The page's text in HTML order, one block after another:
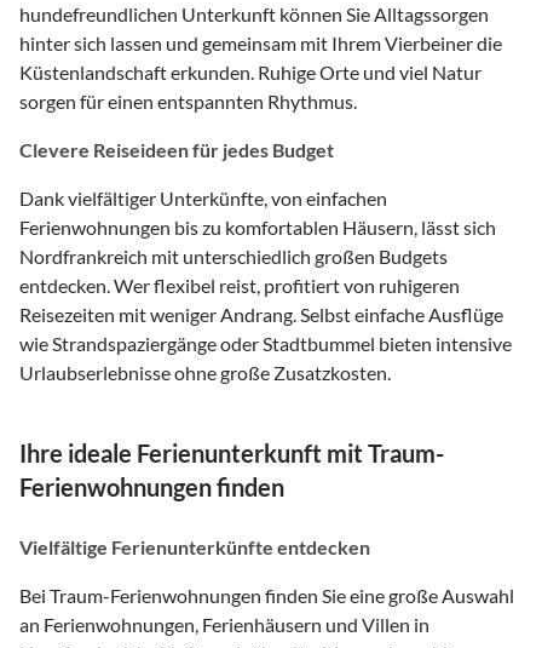
hundefreundlichen Unterkunft können Sie Alltagssorgen
hinter sich lassen und gemeinsam mit Ihrem Vierbeiner die
Küstenlandschaft erkunden. Ruhige Orte und viel Natur
sorgen für einen entspannten Rhythmus.
Clevere Reiseideen für jedes Budget
Dank vielfältiger Unterkünfte, von einfachen
Ferienwohnungen bis zu komfortablen Häusern, lässt sich
Nordfrankreich mit unterschiedlich großen Budgets
entdecken. Wer flexibel reist, profitiert von ruhigeren
Reisezeiten mit weniger Andrang. Selbst einfache Ausflüge
wie Strandspaziergänge oder Stadtbummel bieten intensive
Urlaubserlebnisse ohne große Zusatzkosten.
Ihre ideale Ferienunterkunft mit Traum-
Ferienwohnungen finden
Vielfältige Ferienunterkünfte entdecken
Bei Traum-Ferienwohnungen finden Sie eine große Auswahl
an Ferienwohnungen, Ferienhäusern und Villen in